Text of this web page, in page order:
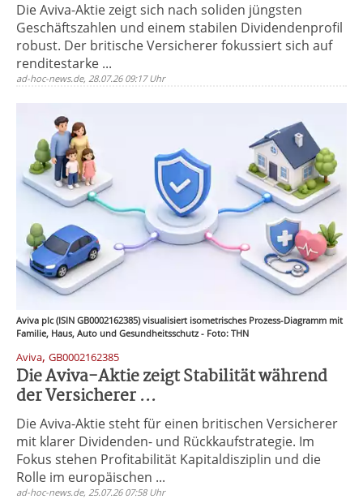
Die Aviva-Aktie zeigt sich nach soliden jüngsten
Geschäftszahlen und einem stabilen Dividendenprofil
robust. Der britische Versicherer fokussiert sich auf
renditestarke ...
ad-hoc-news.de, 28.07.26 09:17 Uhr
Aviva plc (ISIN GB0002162385) visualisiert isometrisches Prozess-Diagramm mit
Familie, Haus, Auto und Gesundheitsschutz - Foto: THN
Aviva, GB0002162385
Die Aviva-Aktie zeigt Stabilität während
der Versicherer ...
Die Aviva-Aktie steht für einen britischen Versicherer
mit klarer Dividenden- und Rückkaufstrategie. Im
Fokus stehen Profitabilität Kapitaldisziplin und die
Rolle im europäischen ...
ad-hoc-news.de, 25.07.26 07:58 Uhr